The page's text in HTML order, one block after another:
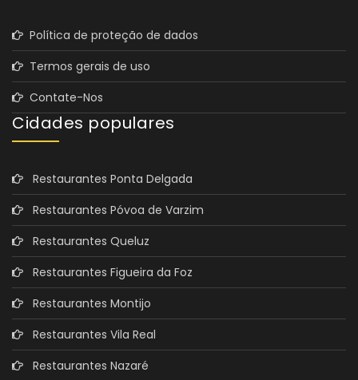
Política de proteção de dados
Termos gerais de uso
Contate-Nos
Cidades populares
Restaurantes Ponta Delgada
Restaurantes Póvoa de Varzim
Restaurantes Queluz
Restaurantes Figueira da Foz
Restaurantes Montijo
Restaurantes Vila Real
Restaurantes Nazaré